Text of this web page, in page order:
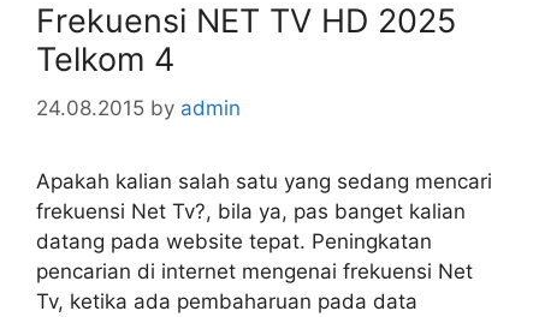
Frekuensi NET TV HD 2025
Telkom 4
24.08.2015 by admin
Apakah kalian salah satu yang sedang mencari
frekuensi Net Tv?, bila ya, pas banget kalian
datang pada website tepat. Peningkatan
pencarian di internet mengenai frekuensi Net
Tv, ketika ada pembaharuan pada data